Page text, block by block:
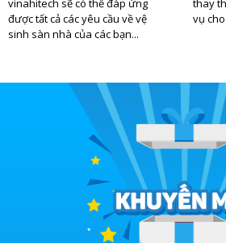
được tất cả các yêu cầu về vệ
sinh sàn nhà của các bạn...
vụ